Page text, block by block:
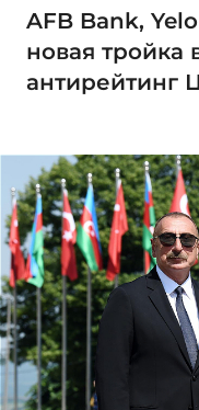
AFB Bank,
новая тройка
антирейтинг